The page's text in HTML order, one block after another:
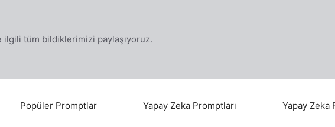
ilgili tüm bildiklerimizi paylaşıyoruz.
Popüler Promptlar Yapay Zeka Promptları Yapay Zeka